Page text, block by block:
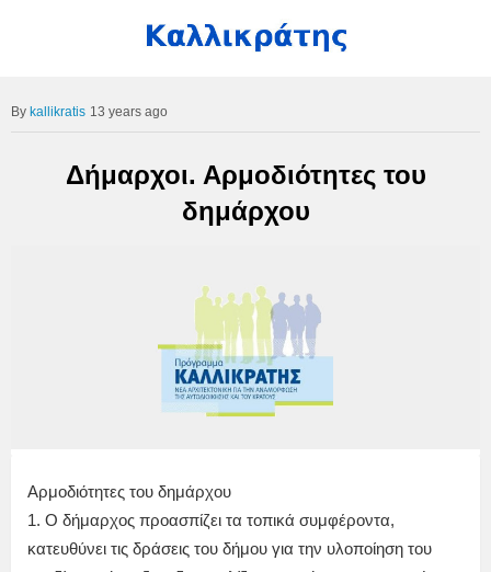
kallikratis 13 years ago
Δήμαρχοι. Αρμοδιότητες του
δημάρχου
Αρμοδιότητες του δημάρχου
1. Ο δήμαρχος προασπίζει τα τοπικά συμφέροντα,
κατευθύνει τις δράσεις του δήμου για την υλοποίηση του